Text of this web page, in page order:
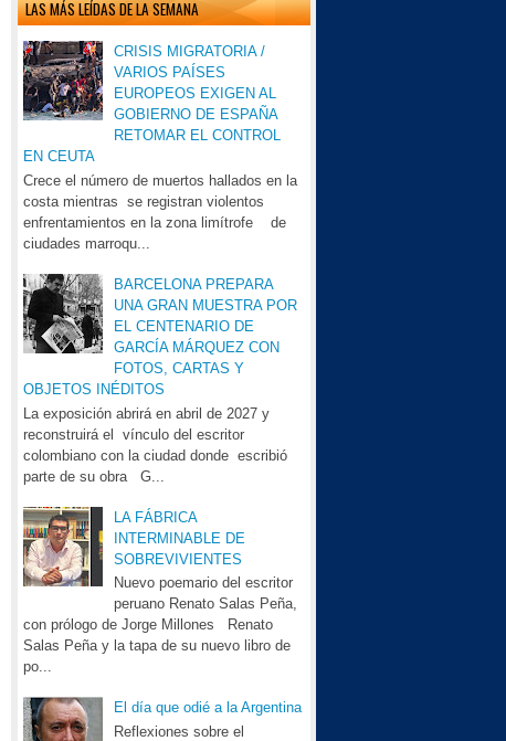
LAS MÁS LEÍDAS DE LA SEMANA
CRISIS MIGRATORIA /
VARIOS PAÍSES
EUROPEOS EXIGEN AL
GOBIERNO DE ESPAÑA
RETOMAR EL CONTROL
EN CEUTA
Crece el número de muertos hallados en la
costa mientras se registran violentos
enfrentamientos en la zona limítrofe de
ciudades marroqu...
BARCELONA PREPARA
UNA GRAN MUESTRA POR
EL CENTENARIO DE
GARCÍA MÁRQUEZ CON
FOTOS, CARTAS Y
OBJETOS INÉDITOS
La exposición abrirá en abril de 2027 y
reconstruirá el vínculo del escritor
colombiano con la ciudad donde escribió
parte de su obra G...
LA FÁBRICA
INTERMINABLE DE
SOBREVIVIENTES
Nuevo poemario del escritor
peruano Renato Salas Peña,
con prólogo de Jorge Millones Renato
Salas Peña y la tapa de su nuevo libro de
po...
El día que odié a la Argentina
Reflexiones sobre el